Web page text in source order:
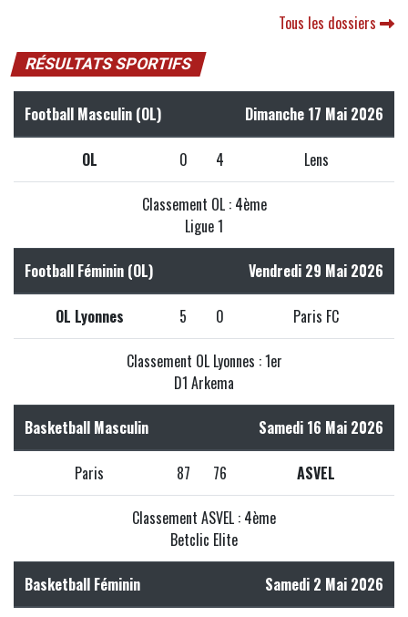
Tous les dossiers
RÉSULTATS SPORTIFS
Football Masculin (OL) Dimanche 17 Mai 2026
OL 0 4 Lens
Classement OL : 4ème
Ligue 1
Football Féminin (OL) Vendredi 29 Mai 2026
OL Lyonnes 5 0 Paris FC
Classement OL Lyonnes : 1er
D1 Arkema
Basketball Masculin Samedi 16 Mai 2026
Paris 87 76 ASVEL
Classement ASVEL : 4ème
Betclic Elite
Basketball Féminin Samedi 2 Mai 2026